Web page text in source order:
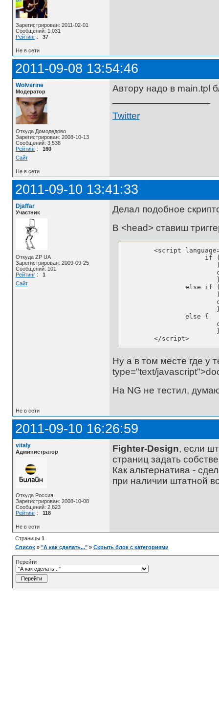
Зарегистрирован: 2011-02-01
Сообщений: 1,031
Рейтинг: 37
Не в сети
2011-09-08 13:54:46
Wolverine
Модератор
Откуда Домодедово
Зарегистрирован: 2008-10-13
Сообщений: 3,538
Рейтинг: 160
Сайт
Автору надо в main.tpl
Twitter
Не в сети
2011-09-10 13:41:33
Djaffar
Участник
Откуда ZP UA
Зарегистрирован: 2009-09-25
Сообщений: 101
Рейтинг: 1
Сайт
Делал подобное
В <head> ставиш
	<script language=javascript>
		else if ( '{category}' == 'uslugi'
		else {
	</script>
Ну а в том месте где у
type="text/
На NG не тестил,
Не в сети
2011-09-10 16:26:59
vitaly
Администратор
Откуда Россия
Зарегистрирован: 2008-10-08
Сообщений: 2,823
Рейтинг: 118
Fighter-Design, если
страниц задать
Как альтернатива -
при наличии штатной
Не в сети
Страницы 1
Список » "А как сделать..." » Скрыть блок с категориями
Перейти